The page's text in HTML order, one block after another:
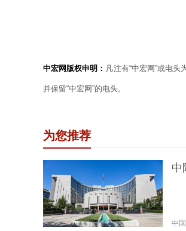
中宏网版权申明： 凡注有“中宏网”或电头
并保留“中宏网”的电头。
为您推荐
中
中